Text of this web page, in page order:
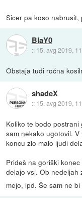
Sicer pa koso
BlaY0
:: 15. avg 2019,
Obstaja tudi ročna
shadeX
:: 15. avg 2019,
Koliko te bodo
sam nekako ugotovil.
koncu zlo malo ljudi
Prideš na goriški
delajo vsi. Ob nedeljah
mejo, ipd. Še sam ne